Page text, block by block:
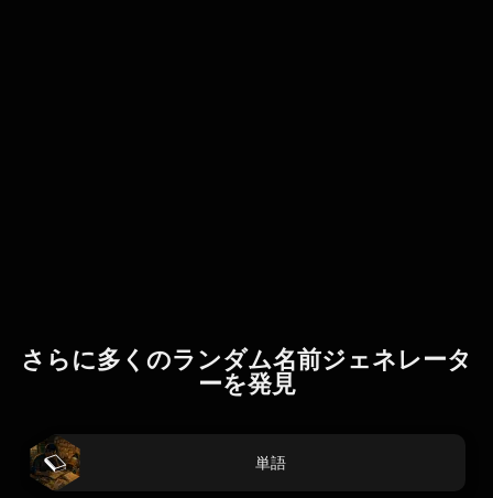
さらに多くのランダム名前ジェネレータ
ーを発見
単語